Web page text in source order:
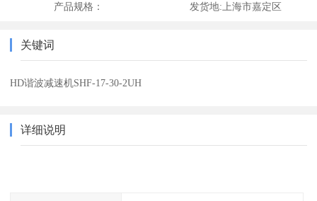
产品规格： 发货地: 上海市嘉定区
关键词
HD谐波减速机SHF-17-30-2UH
详细说明